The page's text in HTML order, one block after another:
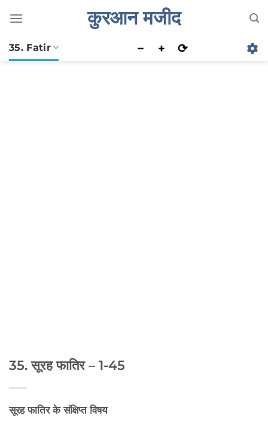
कुरआन मजीद
35. Fatir − + ⟳
35. सूरह फातिर – 1-45
सूरह फातिर के संक्षिप्त विषय